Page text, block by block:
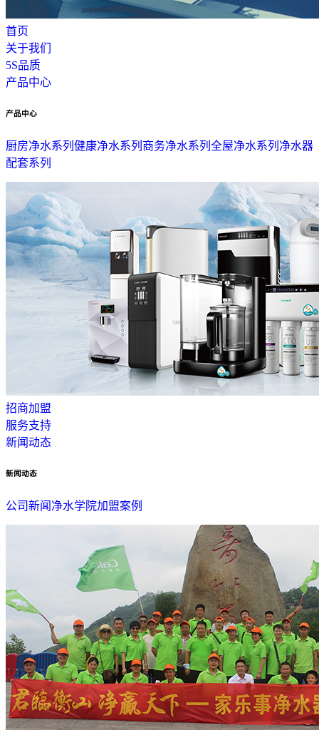
首页
关于我们
5S品质
产品中心
产品中心
厨房净水系列 健康净水系列 商务净水系列 全屋净水系列 净水器
配套系列
招商加盟
服务支持
新闻动态
新闻动态
公司新闻 净水学院加盟案例